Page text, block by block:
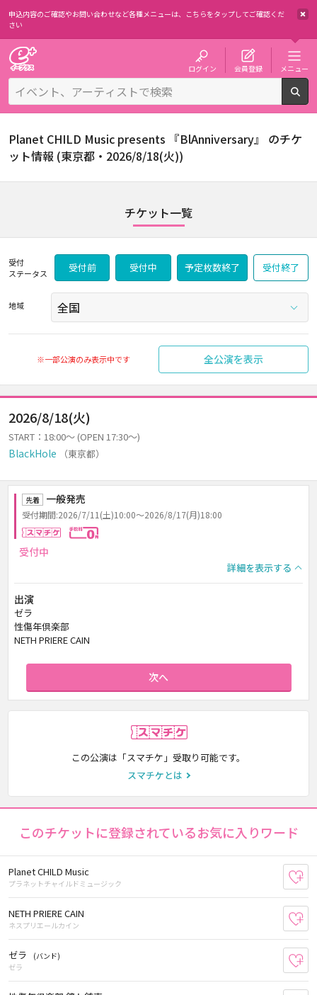
申込内容のご確認やお問い合わせなど各種メニューは、 こちらをタップしてご確認くだ
さい
ログイン 会員登録 メニュー
Planet CHILD Music presents 『BlAnniversary』 のチケ
ット情報 (東京都・2026/8/18(火))
チケット一覧
受付
ステータス
受付前 受付中 予定枚数終了 受付終了
地域
※一部公演のみ表示中です 全公演を表示
2026/8/18(火)
START：18:00～ (OPEN 17:30～)
BlackHole （東京都）
先着 一般発売
受付期間:2026/7/11(土)10:00～2026/8/17(月)18:00
スマチケ
受付中
詳細を表示する
出演
ゼラ
性傷年倶楽部
NETH PRIERE CAIN
次へ
この公演は「スマチケ」受取り可能です。
スマチケとは
このチケットに登録されているお気に入りワード
Planet CHILD Music
プラネットチャイルドミュージック
NETH PRIERE CAIN
ネスプリエールカイン
ゼラ
(バンド)
ゼラ